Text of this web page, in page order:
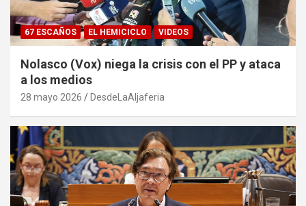
67 ESCAÑOS EL HEMICICLO VIDEOS
Nolasco (Vox) niega la crisis con el PP y ataca
a los medios
28 mayo 2026 DesdeLaAljaferia